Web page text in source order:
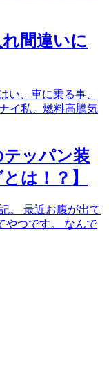
間違いに
い、車に乗る事、
イ私、燃料高騰気
テッパン装
は！？】
。 最近お腹が出て
やつです。 なんで